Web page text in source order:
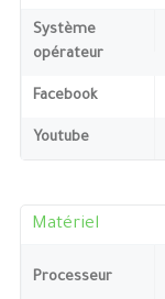
Système
opérateur
Facebook
Youtube
Matériel
Processeur